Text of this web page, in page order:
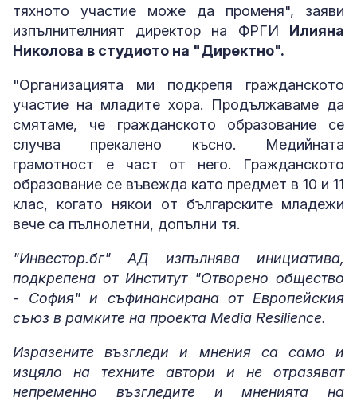
тяхното участие може да променя", заяви
изпълнителният директор на ФРГИ Илияна
Николова в студиото на "Директно".
"Организацията ми подкрепя гражданското
участие на младите хора. Продължаваме да
смятаме, че гражданското образование се
случва прекалено късно. Медийната
грамотност е част от него. Гражданското
образование се въвежда като предмет в 10 и 11
клас, когато някои от българските младежи
вече са пълнолетни, допълни тя.
"Инвестор.бг" АД изпълнява инициатива,
подкрепена от Институт "Отворено общество
- София" и съфинансирана от Европейския
съюз в рамките на проекта Media Resilience.
Изразените възгледи и мнения са само и
изцяло на техните автори и не отразяват
непременно възгледите и мненията на